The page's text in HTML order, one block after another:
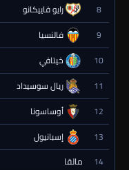
8 رايو فاييكانو
9 فالنسيا
10 خيتافي
11 ريال سوسيداد
12 أوساسونا
13 إسبانيول
14 مالقا